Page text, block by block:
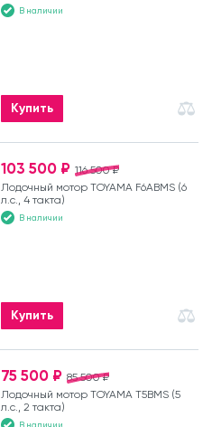
В наличии
Купить
116 500 ₽
103 500 ₽
Лодочный мотор TOYAMA F6ABMS (6
л.с., 4 такта)
В наличии
Купить
85 500 ₽
75 500 ₽
Лодочный мотор TOYAMA T5BMS (5
л.с., 2 такта)
В наличии